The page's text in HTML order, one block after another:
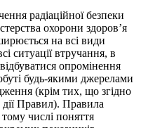
радіаційної безпеки
охорони здоров’я
на всі види
ситуації втручання, в
опромінення
будь-якими джерелами
(крім тих, що згідно
Правил). Правила
числі поняття